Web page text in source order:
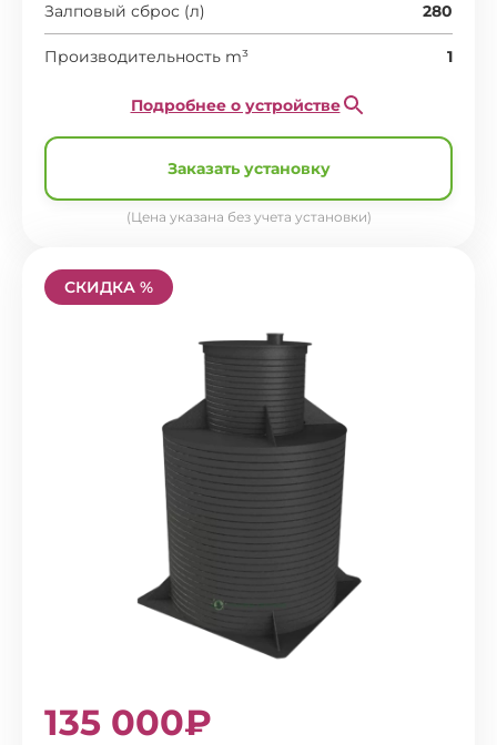
Залповый сброс (л) 280
Производительность m³ 1
Подробнее о устройстве
Заказать установку
(Цена указана без учета установки)
СКИДКА %
135 000₽